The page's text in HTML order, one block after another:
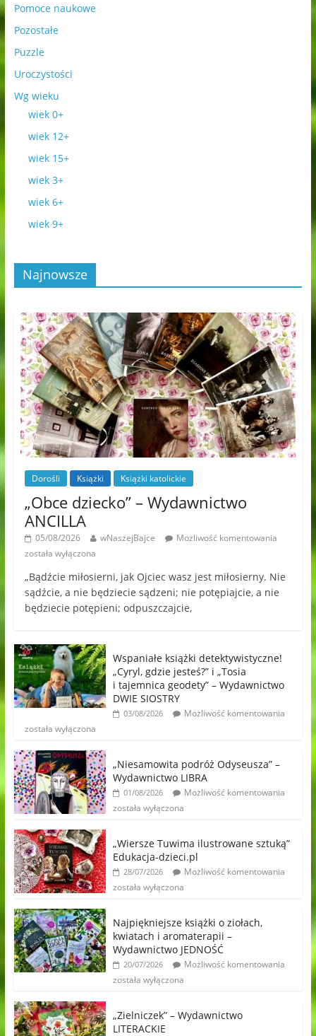
Pomoce naukowe
Pozostałe
Puzzle
Uroczystości
Wg wieku
wiek 0+
wiek 12+
wiek 15+
wiek 3+
wiek 6+
wiek 9+
Najnowsze
Dorośli Książki Książki katolickie
„Obce dziecko” – Wydawnictwo
ANCILLA
05/08/2026 wNaszejBajce
Możliwość komentowania
została wyłączona
„Bądźcie miłosierni, jak Ojciec wasz jest miłosierny. Nie
sądźcie, a nie będziecie sądzeni; nie potępiajcie, a nie
będziecie potępieni; odpuszczajcie,
Wspaniałe książki detektywistyczne!
„Cyryl, gdzie jesteś?” i „Tosia
i tajemnica geodety” – Wydawnictwo
DWIE SIOSTRY
03/08/2026
Możliwość komentowania
została wyłączona
„Niesamowita podróż Odyseusza” –
Wydawnictwo LIBRA
01/08/2026
Możliwość komentowania
została wyłączona
„Wiersze Tuwima ilustrowane sztuką”
Edukacja-dzieci.pl
28/07/2026
Możliwość komentowania
została wyłączona
Najpiękniejsze książki o ziołach,
kwiatach i aromaterapii –
Wydawnictwo JEDNOŚĆ
20/07/2026
Możliwość komentowania
została wyłączona
„Zielniczek” – Wydawnictwo
LITERACKIE